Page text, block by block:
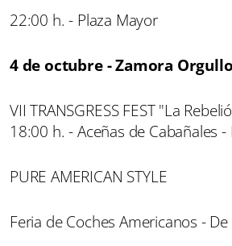
22:00 h. - Plaza Mayor
4 de octubre - Zamora
VII TRANSGRESS FEST "La
18:00 h. - Aceñas de Cabañales
PURE AMERICAN STYLE
Feria de Coches Americanos -